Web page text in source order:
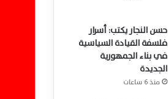
حسن النجار يكتب: أسرار
فلسفة القيادة السياسية
في بناء الجمهورية
الجديدة
منذ 6 ساعات